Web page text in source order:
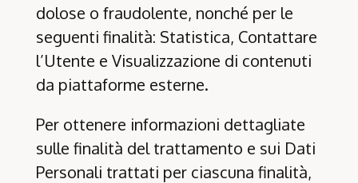
dolose o fraudolente, nonché per le
seguenti finalità: Statistica, Contattare
l’Utente e Visualizzazione di contenuti
da piattaforme esterne.
Per ottenere informazioni dettagliate
sulle finalità del trattamento e sui Dati
Personali trattati per ciascuna finalità,